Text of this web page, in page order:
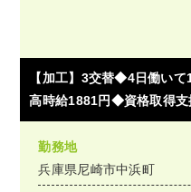
【加工】3交替◆4日働い
高時給1881円◆資格取得
勤務地
兵庫県尼崎市中浜町